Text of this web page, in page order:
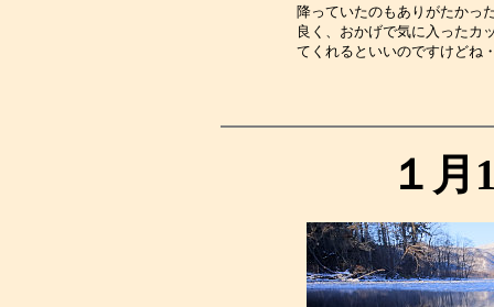
降っていたのもありがたかっ
良く、おかげで気に入ったカ
てくれるとい
１月